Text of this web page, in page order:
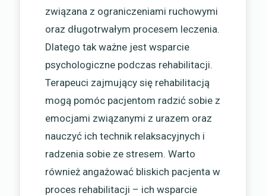
związana z ograniczeniami ruchowymi
oraz długotrwałym procesem leczenia.
Dlatego tak ważne jest wsparcie
psychologiczne podczas rehabilitacji.
Terapeuci zajmujący się rehabilitacją
mogą pomóc pacjentom radzić sobie z
emocjami związanymi z urazem oraz
nauczyć ich technik relaksacyjnych i
radzenia sobie ze stresem. Warto
również angażować bliskich pacjenta w
proces rehabilitacji – ich wsparcie